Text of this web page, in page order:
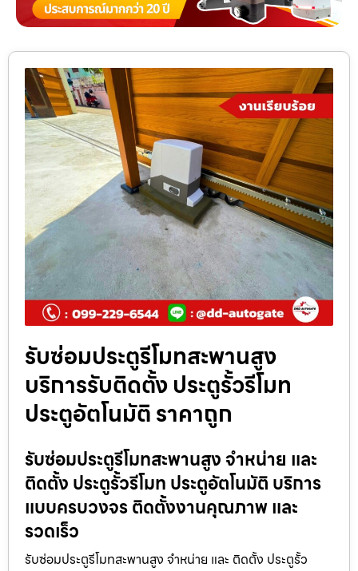
รับซ่อมประตูรีโมทสะพานสูง
บริการรับติดตั้ง ประตูรั้วรีโมท
ประตูอัตโนมัติ ราคาถูก
รับซ่อมประตูรีโมทสะพานสูง จำหน่าย และ
ติดตั้ง ประตูรั้วรีโมท ประตูอัตโนมัติ บริการ
แบบครบวงจร ติดตั้งงานคุณภาพ และ
รวดเร็ว
รับซ่อมประตูรีโมทสะพานสูง จำหน่าย และ ติดตั้ง ประตูรั้ว